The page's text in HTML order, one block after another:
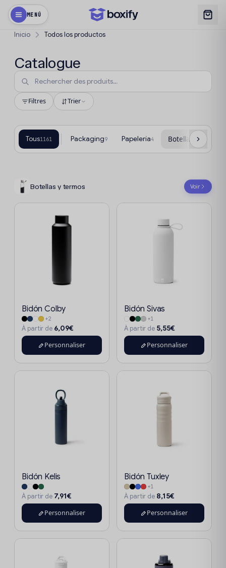
MENÚ
Inicio Todos los productos
Catalogue
Filtres Trier
Tous1161 Packaging9 Papelería4 Botellas y termos
Botellas y termos Voir
Bidón Colby
+2
À partir de 6,09€
Personnaliser
Bidón Sivas
+1
À partir de 5,55€
Personnaliser
Bidón Kelis
À partir de 7,91€
Personnaliser
Bidón Tuxley
+1
À partir de 8,15€
Personnaliser